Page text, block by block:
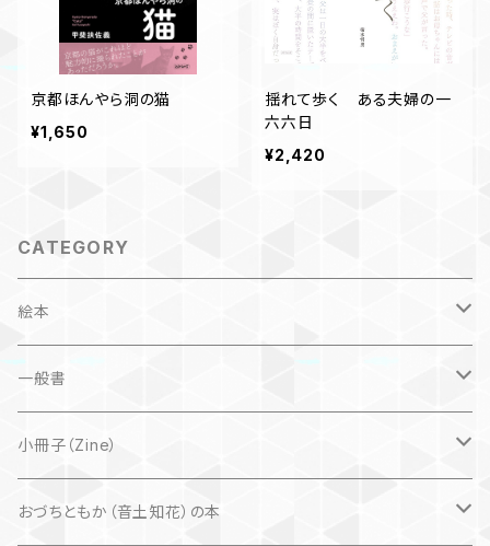
京都ほんやら洞の猫
¥1,650
揺れて歩く ある夫婦の一
六六日
¥2,420
CATEGORY
絵本
子ども
自然科学絵本
楽しいお話
大人にも
一般書
海外翻訳
文芸、小説
国内
小冊子（Zine）
猫
おづちともか（音土知花）の本